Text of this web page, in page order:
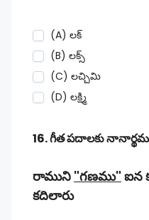
(A) లక్
(B) లక్స్
(C) లచ్చిమి
(D) లక్ష్మి
16. గీత పదాలకు
రాముని "గణము" ఐన
కదిలారు